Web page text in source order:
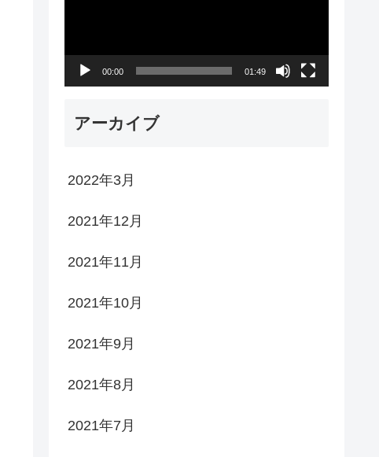
00:00 01:49
アーカイブ
2022年3月
2021年12月
2021年11月
2021年10月
2021年9月
2021年8月
2021年7月